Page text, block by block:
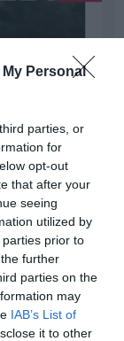
Personal
parties, or
for
opt-out
that after your
seeing
utilized by
prior to
further
parties on the
may
IAB’s List of
it to other